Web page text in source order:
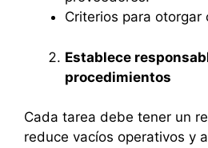
Criterios para otorgar
Establece
procedimientos
Cada tarea debe tener un
reduce vacíos operativos y